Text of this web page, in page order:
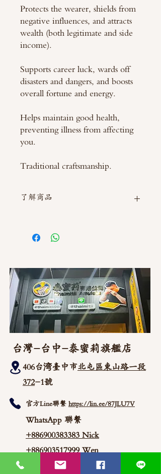
Protects the wearer, shields from
negative influences, and attracts
wealth (both legitimate and side
income).
Supports career luck, wards off
disasters and dangers, and boosts
overall fortune and energy.
Helps maintain good health,
preventing illness from affecting
you.
Traditional craftsmanship.
了解商品
台灣-台中-泰蜜莉旗艦店
406台湾臺中市北屯區東山路一段
372-1號
官方Line聯繫 https://lin.ee/87JLU7V
WhatsApp 聯繫
+886900383383 Nick
+886903517999 Wen
thaimitli5039@icloud.com